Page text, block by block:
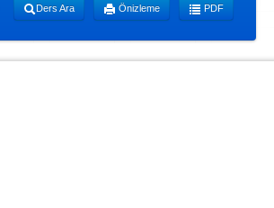
Ders Ara Önizleme PDF